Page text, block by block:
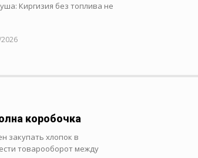
Киргизия без топлива не
коробочка
закупать хлопок в
товарооборот между